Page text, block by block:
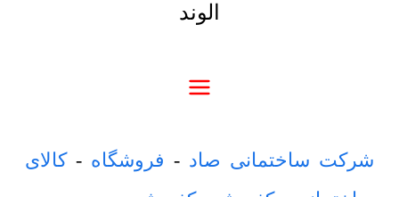
الوند
شرکت ساختمانی صاد - فروشگاه -کالای